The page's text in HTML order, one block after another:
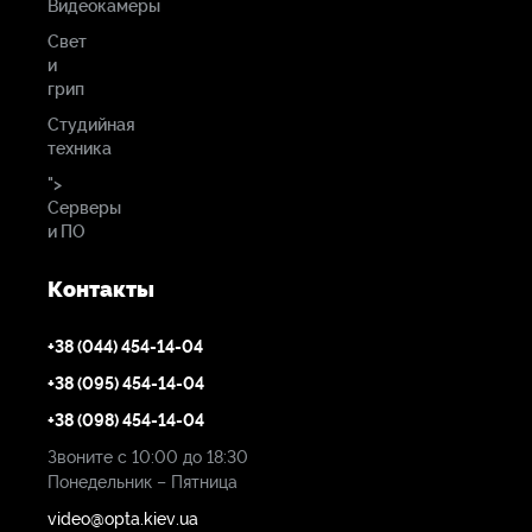
поддержка цвета
10-битный (1.07 миллиарда цветов)
Совместимость с
HDR
нет
(ppi)
Цветовая гамма
100% Rec. 709
Мониторинг LUT в
реальном времени
Видеокамеры
Свет
и
грип
Студийная
техника
">
Серверы
и ПО
Контакты
+38 (044) 454-14-04
+38 (095) 454-14-04
+38 (098) 454-14-04
Звоните с 10:00 до 18:30
Понедельник – Пятница
video@opta.kiev.ua